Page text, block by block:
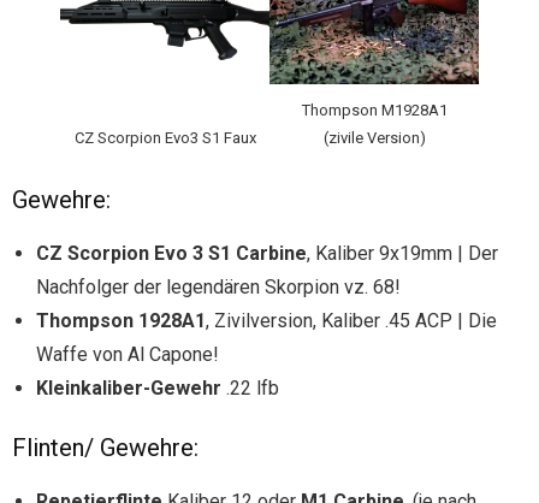
CZ Scorpion Evo3 S1 Faux
Thompson M1928A1
(zivile Version)
Gewehre:
CZ Scorpion Evo 3 S1 Carbine, Kaliber 9x19mm | Der
Nachfolger der legendären Skorpion vz. 68!
Thompson 1928A1, Zivilversion, Kaliber .45 ACP | Die
Waffe von Al Capone!
Kleinkaliber-Gewehr .22 lfb
Flinten/ Gewehre: